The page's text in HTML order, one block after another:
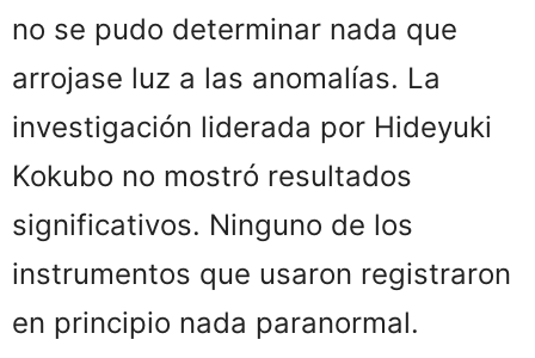
no se pudo determinar nada que
arrojase luz a las anomalías. La
investigación liderada por Hideyuki
Kokubo no mostró resultados
significativos. Ninguno de los
instrumentos que usaron registraron
en principio nada paranormal.